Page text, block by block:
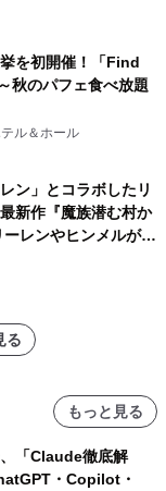
を初開催！「Find
秋のパフェ食べ放題
ル＆ホール
ン」とコラボしたリ
新作『魔族潜む村か
レンやヒンメルが武
据える描き下ろしメ
開
る
もっと見る
「Claude徹底解
・Copilot・